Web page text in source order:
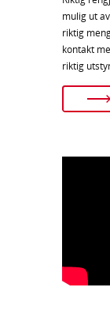
mulig ut
riktig
kontakt
riktig